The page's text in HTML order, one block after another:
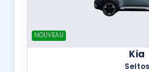
NOUVEAU
Kia
Seltos